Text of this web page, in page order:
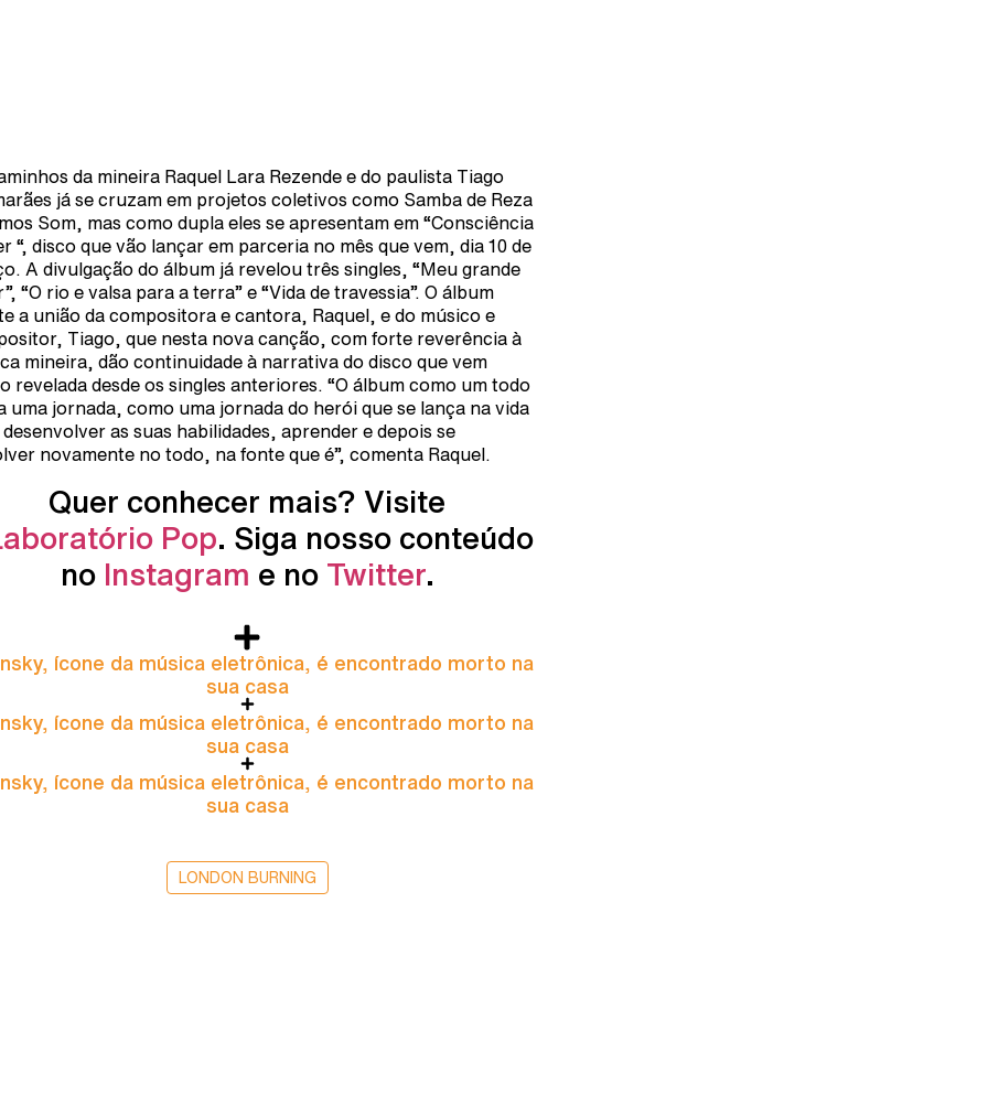
da mineira Raquel Lara Rezende e do paulista Tiago
já se cruzam em projetos coletivos como Samba de Reza
Som, mas como dupla eles se apresentam em “Consciência
“, disco que vão lançar em parceria no mês que vem, dia 10 de
A divulgação do álbum já revelou três singles, “Meu grande
“O rio e valsa para a terra” e “Vida de travessia”. O álbum
a união da compositora e cantora, Raquel, e do músico e
Tiago, que nesta nova canção, com forte reverência à
mineira, dão continuidade à narrativa do disco que vem
revelada desde os singles anteriores. “O álbum como um todo
uma jornada, como uma jornada do herói que se lança na vida
as suas habilidades, aprender e depois se
novamente no todo, na fonte que é”, comenta Raquel.
Quer conhecer mais? Visite
Pop. Siga nosso conteúdo
no Instagram e no Twitter.
ícone da música eletrônica, é encontrado morto na
sua casa
ícone da música eletrônica, é encontrado morto na
sua casa
ícone da música eletrônica, é encontrado morto na
sua casa
LONDON BURNING